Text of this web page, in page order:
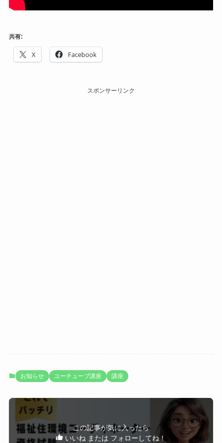
共有:
X Facebook
スポンサーリンク
お知らせ ユーチューブ講座 講座
この記事が気に入ったら
いいね または フォローしてね！